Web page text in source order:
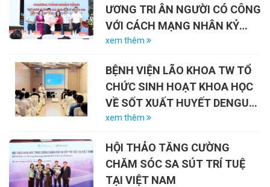
ƯƠNG TRI ÂN NGƯỜI CÓ CÔNG
VỚI CÁCH MẠNG NHÂN KỶ
NIỆM 79 NĂM NGÀY THƯƠNG
27/7/2026)
xem thêm
BỆNH VIỆN LÃO KHOA TW TỔ
CHỨC SINH HOẠT KHOA HỌC
VỀ SỐT XUẤT HUYẾT DENGUE
VÀ VAI TRÒ CỦA VẮC-XIN
xem thêm
HỘI THẢO TĂNG CƯỜNG
CHĂM SÓC SA SÚT TRÍ TUỆ
TẠI VIỆT NAM